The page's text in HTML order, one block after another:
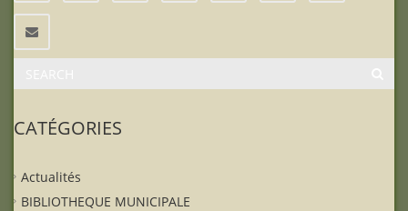
CATÉGORIES
Actualités
BIBLIOTHEQUE MUNICIPALE